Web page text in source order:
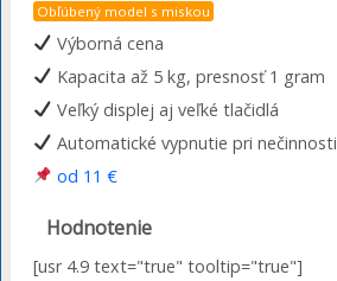
Obľúbený model s miskou
Výborná cena
Kapacita až 5 kg, presnosť 1 gram
Veľký displej aj veľké tlačidlá
Automatické vypnutie pri nečinnosti
od 11 €
Hodnotenie
[usr 4.9 text="true" tooltip="true"]